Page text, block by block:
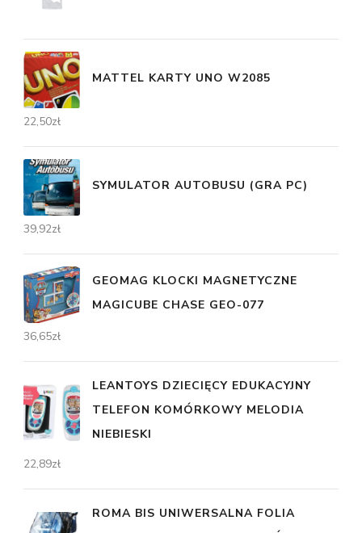
MATTEL KARTY UNO W2085
22,50zł
SYMULATOR AUTOBUSU (GRA PC)
39,92zł
GEOMAG KLOCKI MAGNETYCZNE
MAGICUBE CHASE GEO-077
36,65zł
LEANTOYS DZIECIĘCY EDUKACYJNY
TELEFON KOMÓRKOWY MELODIA
NIEBIESKI
22,89zł
ROMA BIS UNIWERSALNA FOLIA